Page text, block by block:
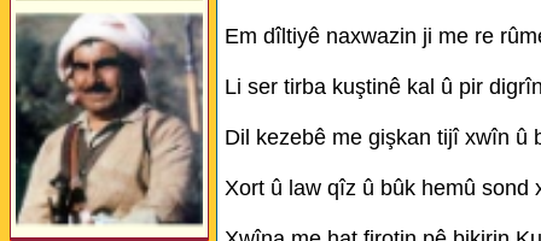
Em dîltiyê naxwazin ji me re
Li ser tirba kuştinê kal û pir
Dil kezebê me gişkan tijî xwîn û
Xort û law qîz û bûk hemû sond